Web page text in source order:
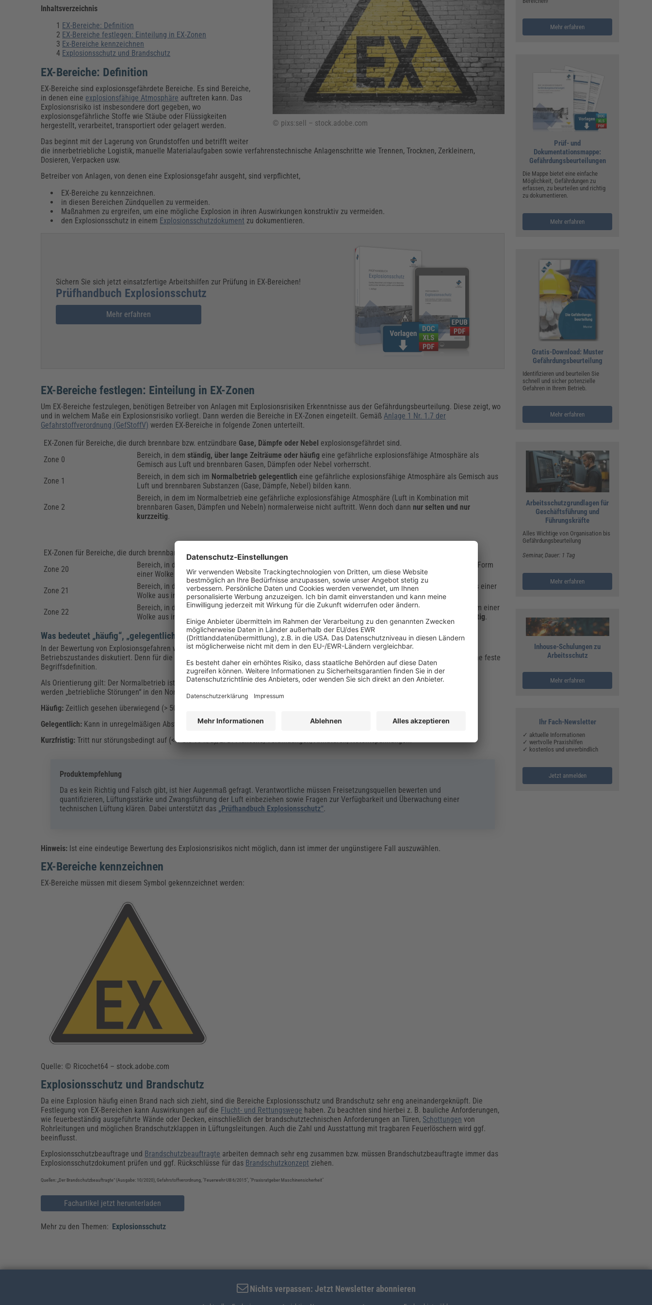
Energie & Umwelt
Führung & Management
Gesundheit & Pflege
Kommunales
Fachpublikationen & Arbeitshilfen
Bauhof
Hausmeister & Haustechnik
Grünflächen
Recht, Sicherheit & Ordnung
Vergaberecht
Verkehrsrecht
Weiterbildungen (AKADEMIE HERKERT)
Künstliche Intelligenz
Weiterbildungen (AKADEMIE HERKERT)
Künstliche Intelligenz
Personalmanagement
Fachpublikationen & Arbeitshilfen
Personalwesen Weiterbildungen (AKADEMIE HERKERT)
Weiterbildungen (AKADEMIE HERKERT)
Reisekosten & Finanzen
Zoll und Export
Fachpublikationen & Arbeitshilfen
Zollabwicklung & Exportabwicklung Zollverfahren & Zollvorschriften
Weiterbildungen (AKADEMIE HERKERT)
Zoll & Export
© pixs:sell – stock.adobe.com
Inhaltsverzeichnis
EX-Bereiche: Definition
EX-Bereiche festlegen: Einteilung in EX-Zonen
Ex-Bereiche kennzeichnen
Explosionsschutz und Brandschutz
EX-Bereiche: Definition
EX-Bereiche sind explosionsgefährdete Bereiche. Es sind Bereiche,
in denen eine explosionsfähige Atmosphäre auftreten kann. Das
Explosionsrisiko ist insbesondere dort gegeben, wo
explosionsgefährliche Stoffe wie Stäube oder Flüssigkeiten
hergestellt, verarbeitet, transportiert oder gelagert werden.
Das beginnt mit der Lagerung von Grundstoffen und betrifft weiter
die innerbetriebliche Logistik, manuelle Materialaufgaben sowie verfahrenstechnische Anlagenschritte wie Trennen, Trocknen, Zerkleinern,
Dosieren, Verpacken usw.
Betreiber von Anlagen, von denen eine Explosionsgefahr ausgeht, sind verpflichtet,
EX-Bereiche zu kennzeichnen.
in diesen Bereichen Zündquellen zu vermeiden.
Maßnahmen zu ergreifen, um eine mögliche Explosion in ihren Auswirkungen konstruktiv zu vermeiden.
den Explosionsschutz in einem Explosionsschutzdokument zu dokumentieren.
Sichern Sie sich jetzt einsatzfertige Arbeitshilfen zur Prüfung in EX-Bereichen!
Prüfhandbuch Explosionsschutz
Mehr erfahren
EX-Bereiche festlegen: Einteilung in EX-Zonen
Um EX-Bereiche festzulegen, benötigen Betreiber von Anlagen mit Explosionsrisiken Erkenntnisse aus der Gefährdungsbeurteilung. Diese zeigt, wo
und in welchem Maße ein Explosionsrisiko vorliegt. Dann werden die Bereiche in EX-Zonen eingeteilt. Gemäß Anlage 1 Nr. 1.7 der
Gefahrstoffverordnung (GefStoffV) werden EX-Bereiche in folgende Zonen unterteilt.
EX-Zonen für Bereiche, die durch brennbare bzw. entzündbare Gase, Dämpfe oder Nebel explosionsgefährdet sind.
Zone 0
Bereich, in demständig, über lange Zeiträume oder häufig eine gefährliche explosionsfähige Atmosphäre als
Gemisch aus Luft und brennbaren Gasen, Dämpfen oder Nebel vorherrscht.
Zone 1
Bereich, in dem sich im Normalbetrieb gelegentlich eine gefährliche explosionsfähige Atmosphäre als Gemisch aus
Luft und brennbaren Substanzen (Gase, Dämpfe, Nebel) bilden kann.
Zone 2
Bereich, in dem im Normalbetrieb eine gefährliche explosionsfähige Atmosphäre (Luft in Kombination mit
brennbaren Gasen, Dämpfen und Nebeln) normalerweise nicht auftritt. Wenn doch dann nur selten und nur
kurzzeitig.
EX-Zonen für Bereiche, die durch brennbare Stäube
explosionsgefährdet sind.
Zone 20
Bereich, in dem ständig, über lange Zeiträume oder häufig
eine gefährliche explosionsfähige Atmosphäre in Form
einer Wolke aus brennbarem Staub, der in der Luft enthalten ist, vorherrscht.
Zone 21
Bereich, in demim Normalbetrieb gelegentlich eine gefährliche explosionsfähige Atmosphäre bestehend aus einer
Wolke aus in der Luft enthaltenem brennbaren Staub bilden kann.
Zone 22
Bereich, in dem sich normalerweise im Normalbetrieb keine gefährliche explosionsfähige Atmosphäre in Form einer
Wolke aus in der Luft enthaltenem brennbaren Staub bildet. Und wenn doch, dann
nur selten und nur kurzzeitig.
Was bedeutet „häufig“, „gelegentlich“, „kurzzeitig“?
In der Bewertung von Explosionsgefahren wird regelmäßig über die tatsächliche Häufigkeit des Auftretens des einen oder anderen
Betriebszustandes diskutiert. Denn für die in der Zonenfestlegung verwendeten Begriffe „häufig“, „gelegentlich“ und „kurzzeitig“ gibt es keine feste
Begriffsdefinition.
Als Orientierung gilt: Der Normalbetrieb ist der Betrieb der „bestimmungsgemäßen Verwendung“ nach DIN EN 60079-10. In der TRGS 722
werden „betriebliche Störungen“ in den Normalbetrieb eingeschlossen:
Häufig: Zeitlich gesehen überwiegend (> 50 % der Betriebszeit nach TRGS 722)
Gelegentlich: Kann in unregelmäßigen Abständen auftreten (< 1 % bis 10 % der Betriebszeit); z. B. Entlüftungen oder Probeentnahmen.
Kurzfristig: Tritt nur störungsbedingt auf (< 1 bis 10 h/a); z. B. Flansche, Verbindungen, Armaturen, Notentspannungen.
Produktempfehlung
Da es kein Richtig und Falsch gibt, ist hier Augenmaß gefragt. Verantwortliche müssen Freisetzungsquellen bewerten und
quantifizieren, Lüftungsstärke und Zwangsführung der Luft einbeziehen sowie Fragen zur Verfügbarkeit und Überwachung einer
technischen Lüftung klären. Dabei unterstützt das „Prüfhandbuch Explosionsschutz“.
Hinweis: Ist eine eindeutige Bewertung des Explosionsrisikos nicht möglich, dann ist immer der ungünstigere Fall auszuwählen.
EX-Bereiche kennzeichnen
EX-Bereiche müssen mit diesem Symbol gekennzeichnet werden:
Quelle: © Ricochet64 – stock.adobe.com
Explosionsschutz und Brandschutz
Da eine Explosion häufig einen Brand nach sich zieht, sind die Bereiche Explosionsschutz und Brandschutz sehr eng aneinandergeknüpft. Die
Festlegung von EX-Bereichen kann Auswirkungen auf die Flucht- und Rettungswege haben. Zu beachten sind hierbei z. B. bauliche Anforderungen,
wie feuerbeständig ausgeführte Wände oder Decken, einschließlich der brandschutztechnischen Anforderungen an Türen, Schottungen von
Rohrleitungen und möglichen Brandschutzklappen in Lüftungsleitungen. Auch die Zahl und Ausstattung mit tragbaren Feuerlöschern wird ggf.
beeinflusst.
Explosionsschutzbeauftrage und Brandschutzbeauftragte arbeiten demnach sehr eng zusammen bzw. müssen Brandschutzbeauftragte immer das
Explosionsschutzdokument prüfen und ggf. Rückschlüsse für das Brandschutzkonzept ziehen.
Quellen: „Der Brandschutzbeauftragte“ (Ausgabe: 10/2020), Gefahrstoffverordnung, "Feuerwehr-UB 6/2015", "Praxisratgeber Maschinensicherheit"
Fachartikel jetzt herunterladen
Mehr zu den Themen: Explosionsschutz
Mehr erfahren
Prüf- und
Dokumentationsmappe:
Gefährdungsbeurteilungen
Die Mappe bietet eine einfache
Möglichkeit, Gefährdungen zu
erfassen, zu beurteilen und richtig
zu dokumentieren.
Mehr erfahren
Gratis-Download: Muster
Gefährdungsbeurteilung
Identifizieren und beurteilen Sie
schnell und sicher potenzielle
Gefahren in Ihrem Betrieb.
Mehr erfahren
Arbeitsschutzgrundlagen für
Geschäftsführung und
Führungskräfte
Alles Wichtige von Organisation bis
Gefährdungsbeurteilung
Seminar, Dauer: 1 Tag
Mehr erfahren
Inhouse-Schulungen zu
Arbeitsschutz
Mehr erfahren
Ihr Fach-Newsletter
✓ aktuelle Informationen
✓ wertvolle Praxishilfen
✓ kostenlos und unverbindlich
Jetzt anmelden
Nichts verpassen: Jetzt Newsletter abonnieren